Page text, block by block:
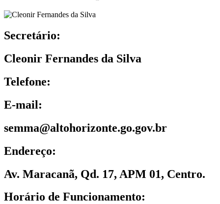
Secretário:
Cleonir Fernandes da Silva
Telefone:
E-mail:
semma@altohorizonte.go.gov.br
Endereço:
Av. Maracanã, Qd. 17, APM 01, Centro.
Horário de Funcionamento: